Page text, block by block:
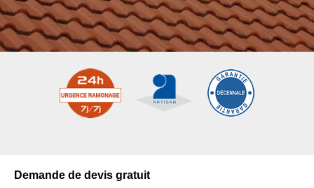
Demande de devis gratuit